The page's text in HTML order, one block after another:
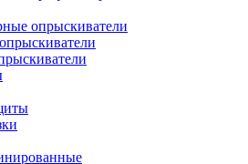
опрыскиватели